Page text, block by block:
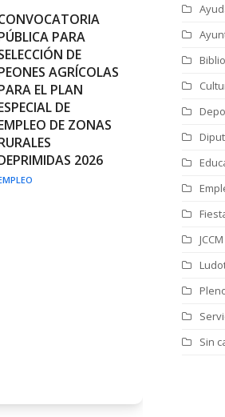
PARA
DE
AGRÍCOLAS
EL PLAN
DE
DE ZONAS
2026
JCCM
Sin